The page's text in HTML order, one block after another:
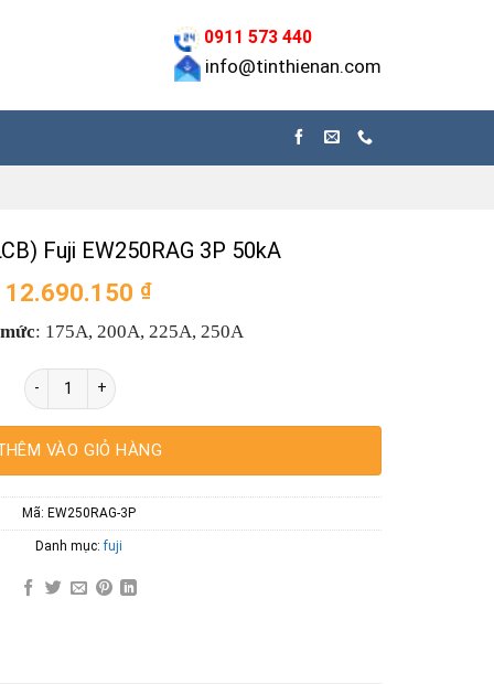
0911 573 440
info@tinthienan.com
Fuji EW250RAG 3P 50kA
12.690.150 ₫
: 175A, 200A, 225A, 250A
Aptomat (ELCB) Fuji EW250RAG 3P 50kA số lượng
VÀO GIỎ HÀNG
Mã: EW250RAG-3P
Danh mục:fuji